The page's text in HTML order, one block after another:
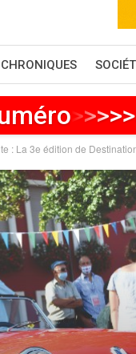
CHRONIQUES
>>>>
: La 3e édition de